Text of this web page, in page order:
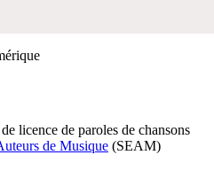
licence de paroles de chansons
de Musique (SEAM)